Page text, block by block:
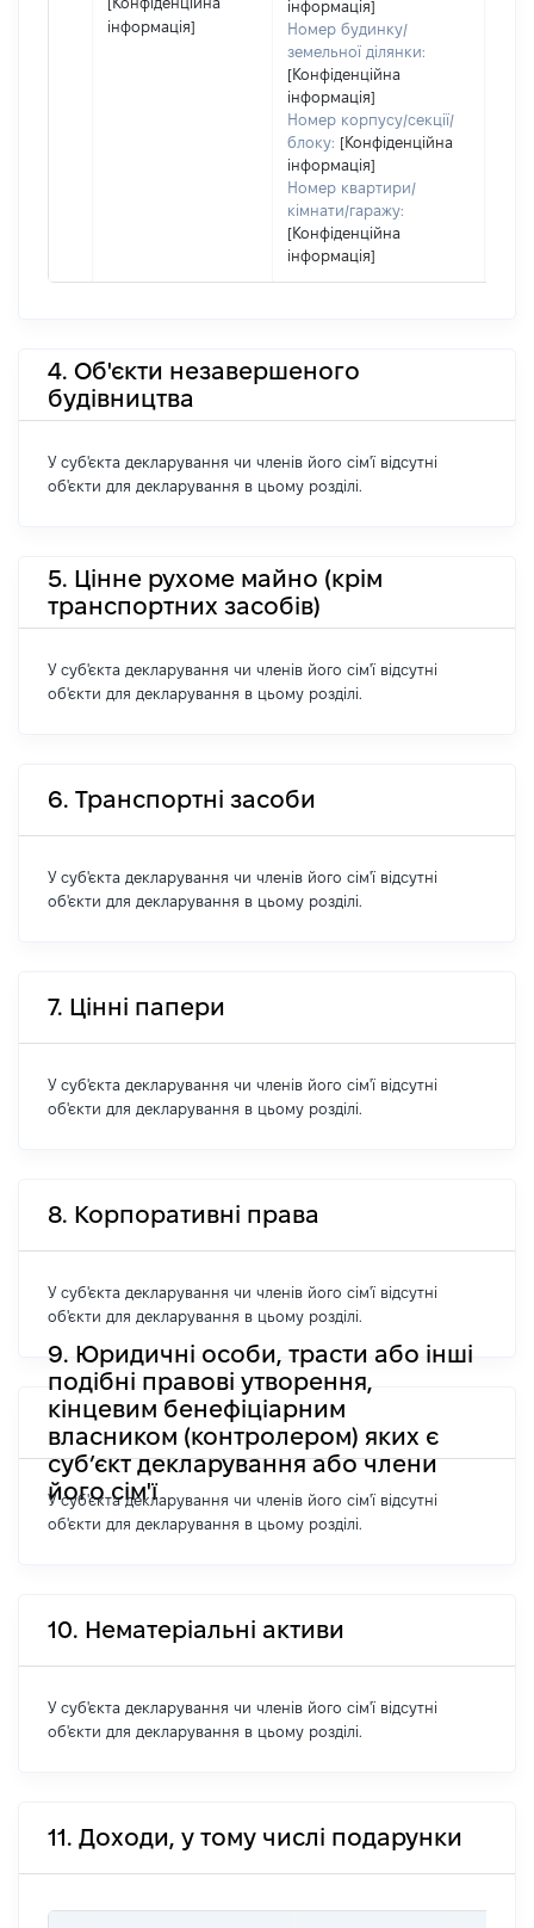
інформація]
інформація]
Номер будинку/
земельної ділянки:
[Конфіденційна
інформація]
Номер корпусу/секції/
блоку: [Конфіденційна
інформація]
Номер квартири/
кімнати/гаражу:
[Конфіденційна
інформація]
4. Об'єкти незавершеного
будівництва
У суб'єкта декларування чи членів його сім'ї відсутні
об'єкти для декларування в цьому розділі.
5. Цінне рухоме майно (крім
транспортних засобів)
У суб'єкта декларування чи членів його сім'ї відсутні
об'єкти для декларування в цьому розділі.
6. Транспортні засоби
У суб'єкта декларування чи членів його сім'ї відсутні
об'єкти для декларування в цьому розділі.
7. Цінні папери
У суб'єкта декларування чи членів його сім'ї відсутні
об'єкти для декларування в цьому розділі.
8. Корпоративні права
У суб'єкта декларування чи членів його сім'ї відсутні
об'єкти для декларування в цьому розділі.
9. Юридичні особи, трасти або інші
подібні правові утворення,
кінцевим бенефіціарним
власником (контролером) яких є
суб’єкт декларування або члени
його сім'ї
У суб'єкта декларування чи членів його сім'ї відсутні
об'єкти для декларування в цьому розділі.
10. Нематеріальні активи
У суб'єкта декларування чи членів його сім'ї відсутні
об'єкти для декларування в цьому розділі.
11. Доходи, у тому числі подарунки